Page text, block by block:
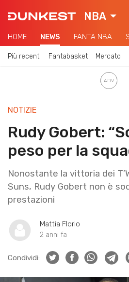
NBA
HOME NEWS FANTA NBA
Più recenti Fantabasket Mercato
NOTIZIE
Rudy Gobert:
peso per la
Nonostante la vittoria dei
Suns, Rudy Gobert non è
prestazioni
Mattia Florio
2 anni fa
Condividi: